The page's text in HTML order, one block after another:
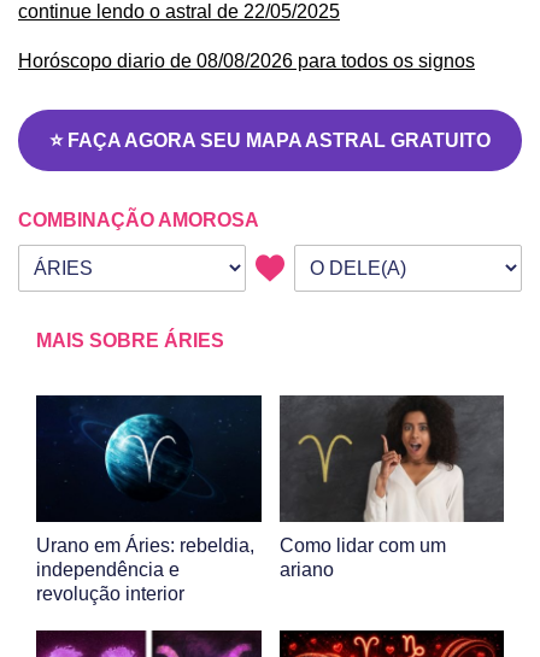
continue lendo o astral de 22/05/2025
Horóscopo diario de 08/08/2026 para todos os signos
⭐ FAÇA AGORA SEU MAPA ASTRAL GRATUITO
COMBINAÇÃO AMOROSA
Seu signo
Signo da outra pessoa
MAIS SOBRE ÁRIES
Urano em Áries: rebeldia,
independência e
revolução interior
Como lidar com um
ariano